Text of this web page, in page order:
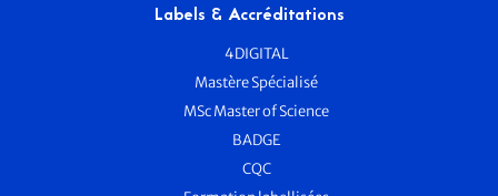
Labels & Accréditations
4DIGITAL
Mastère Spécialisé
MSc Master of Science
BADGE
CQC